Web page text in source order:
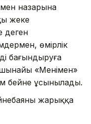
назарына
жеке
деген
өмірлік
бағындыруға
«Менімен»
бейне ұсынылады.
жарыққа